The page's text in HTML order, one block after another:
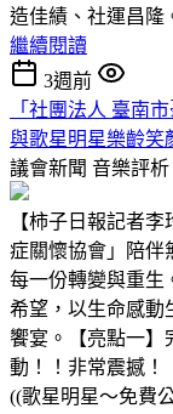
造佳績、社運昌隆
繼續閱讀
3週前
「社團法人 臺南
與歌星明星樂齡笑
議會新聞 音樂評析
【柿子日報記者
症關懷協會」陪伴
每一份轉變與重生
希望，以生命感動
饗宴。【亮點一】
動！！非常震撼！
((歌星明星～免費